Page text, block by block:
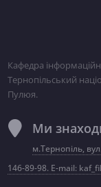
Кафедра
Тернопільський
Пулюя.
Ми
м.Тернопіль,
146-89-98. E-mail: